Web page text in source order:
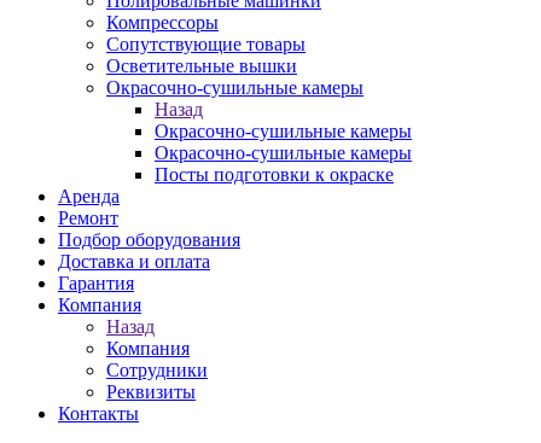
Компрессоры
Сопутствующие товары
Осветительные вышки
Окрасочно-сушильные камеры
Назад
Окрасочно-сушильные камеры
Окрасочно-сушильные камеры
Посты подготовки к окраске
Аренда
Ремонт
Подбор оборудования
Доставка и оплата
Гарантия
Компания
Назад
Компания
Сотрудники
Реквизиты
Контакты